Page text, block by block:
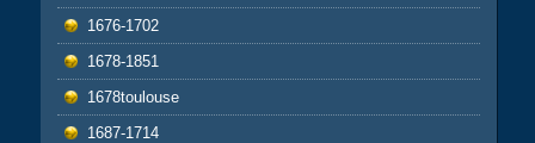
1676-1702
1678-1851
1678toulouse
1687-1714